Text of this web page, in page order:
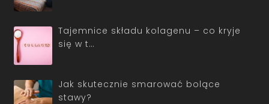
Tajemnice składu kolagenu – co kryje
się w t…
Jak skutecznie smarować bolące
stawy?